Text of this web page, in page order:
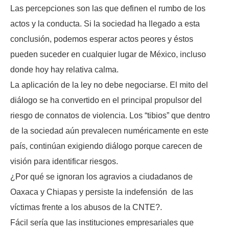
Las percepciones son las que definen el rumbo de los
actos y la conducta. Si la sociedad ha llegado a esta
conclusión, podemos esperar actos peores y éstos
pueden suceder en cualquier lugar de México, incluso
donde hoy hay relativa calma.
La aplicación de la ley no debe negociarse. El mito del
diálogo se ha convertido en el principal propulsor del
riesgo de connatos de violencia. Los “tibios” que dentro
de la sociedad aún prevalecen numéricamente en este
país, continúan exigiendo diálogo porque carecen de
visión para identificar riesgos.
¿Por qué se ignoran los agravios a ciudadanos de
Oaxaca y Chiapas y persiste la indefensión de las
víctimas frente a los abusos de la CNTE?.
Fácil sería que las instituciones empresariales que